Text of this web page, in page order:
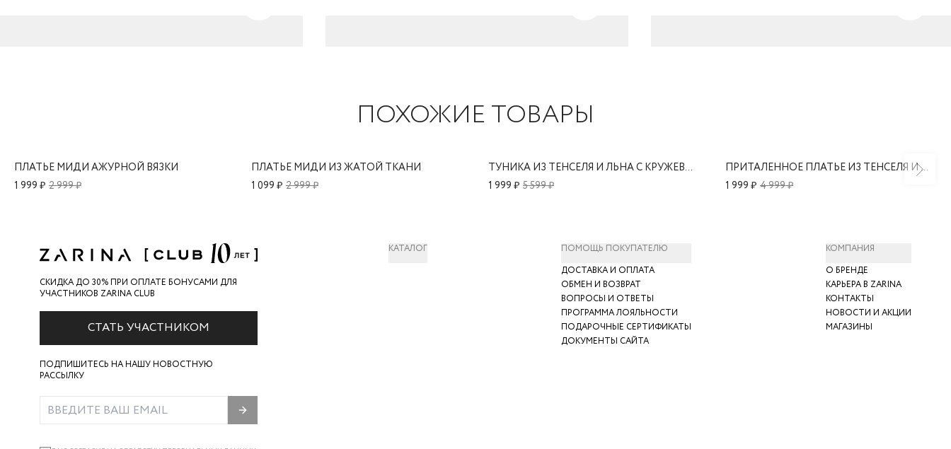
ПОХОЖИЕ ТОВАРЫ
ПЛАТЬЕ МИДИ АЖУРНОЙ ВЯЗКИ
2 999 ₽
1 999 ₽
ПЛАТЬЕ МИДИ ИЗ ЖАТОЙ ТКАНИ
2 999 ₽
1 099 ₽
ТУНИКА ИЗ ТЕНСЕЛЯ И ЛЬНА С КРУЖЕВОМ
5 599 ₽
1 999 ₽
ПРИТАЛЕННОЕ ПЛАТЬЕ ИЗ ТЕНСЕЛЯ И ХЛОПКА С ОБЪЁМНЫМИ РУКАВАМИ
4 999 ₽
1 999 ₽
СКИДКА ДО 30% ПРИ ОПЛАТЕ БОНУСАМИ ДЛЯ
УЧАСТНИКОВ ZARINA CLUB
СТАТЬ УЧАСТНИКОМ
ПОДПИШИТЕСЬ НА НАШУ НОВОСТНУЮ
РАССЫЛКУ
КАТАЛОГ
ПОМОЩЬ ПОКУПАТЕЛЮ
ДОСТАВКА И ОПЛАТА
ОБМЕН И ВОЗВРАТ
ВОПРОСЫ И ОТВЕТЫ
ПРОГРАММА ЛОЯЛЬНОСТИ
ПОДАРОЧНЫЕ СЕРТИФИКАТЫ
ДОКУМЕНТЫ САЙТА
КОМПАНИЯ
О БРЕНДЕ
КАРЬЕРА В ZARINA
КОНТАКТЫ
НОВОСТИ И АКЦИИ
МАГАЗИНЫ